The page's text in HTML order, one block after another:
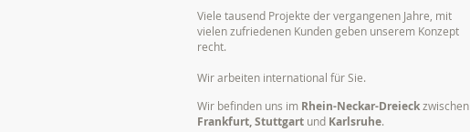
Viele tausend Projekte der vergangenen Jahre, mit
vielen zufriedenen Kunden geben unserem Konzept
recht.
Wir arbeiten international für Sie.
Wir befinden uns im Rhein-Neckar-Dreieckzwischen
Frankfurt, Stuttgart und Karlsruhe.